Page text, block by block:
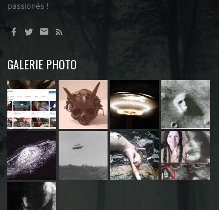
passionés !
GALERIE PHOTO